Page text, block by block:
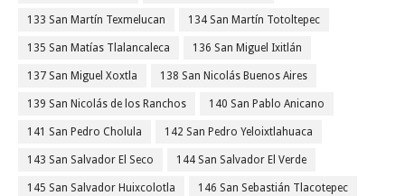
133 San Martín Texmelucan 134 San Martín Totoltepec
135 San Matías Tlalancaleca 136 San Miguel Ixitlán
137 San Miguel Xoxtla 138 San Nicolás Buenos Aires
139 San Nicolás de los Ranchos 140 San Pablo Anicano
141 San Pedro Cholula 142 San Pedro Yeloixtlahuaca
143 San Salvador El Seco 144 San Salvador El Verde
145 San Salvador Huixcolotla 146 San Sebastián Tlacotepec